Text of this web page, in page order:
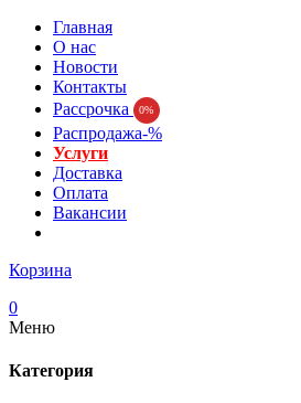
Главная
О нас
Новости
Контакты
Рассрочка
0%
Распродажа-%
Услуги
Доставка
Оплата
Вакансии
Корзина
0
Меню
Категория